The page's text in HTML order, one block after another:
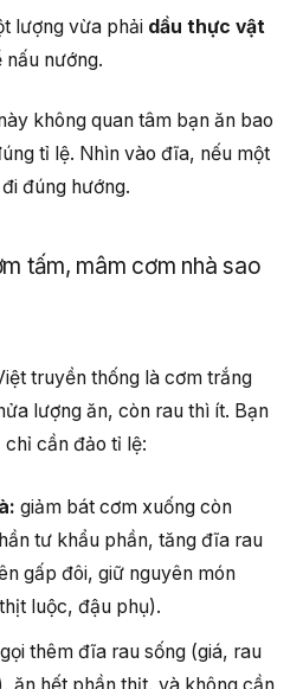
lượng vừa phải dầu thực vật
nấu nướng.
không quan tâm bạn ăn bao
tỉ lệ. Nhìn vào đĩa, nếu một
đúng hướng.
tấm, mâm cơm nhà sao
truyền thống là cơm trắng
lượng ăn, còn rau thì ít. Bạn
cần đảo tỉ lệ:
giảm bát cơm xuống còn
tư khẩu phần, tăng đĩa rau
gấp đôi, giữ nguyên món
luộc, đậu phụ).
gọi thêm đĩa rau sống (giá, rau